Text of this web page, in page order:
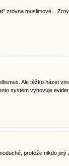
zrovna muslimové...
Ale těžko házet
systém vyhovuje
protože nikdo